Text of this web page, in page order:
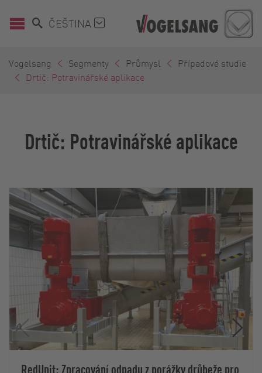
ČEŠTINA
Vogelsang Segmenty Průmysl
Případové studie
Drtič: Potravinářské aplikace
Drtič: Potravinářské aplikace
RedUnit: Zpracování odpadu z porážky drůbeže pro